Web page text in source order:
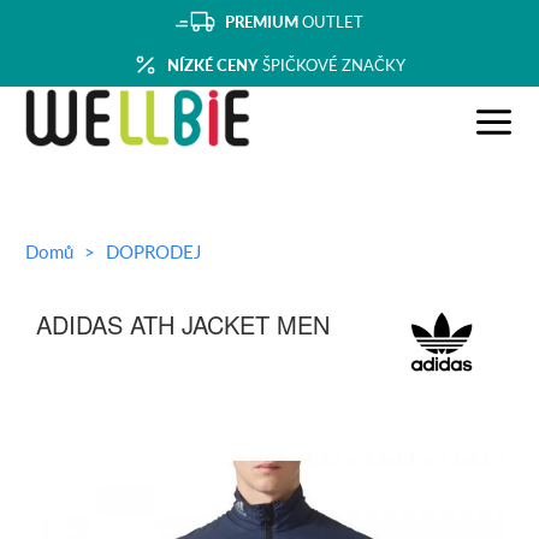
PREMIUMOUTLET
NÍZKÉ CENYŠPIČKOVÉ ZNAČKY
Domů DOPRODEJ
ADIDAS ATH JACKET MEN